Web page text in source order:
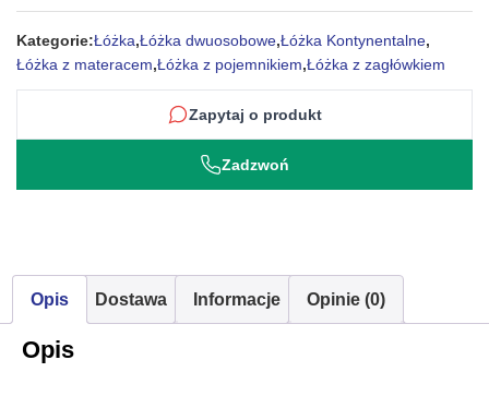
Kategorie:Łóżka,Łóżka dwuosobowe,Łóżka Kontynentalne,
Łóżka z materacem,Łóżka z pojemnikiem,Łóżka z zagłówkiem
Zapytaj o produkt
Zadzwoń
Opis Dostawa Informacje Opinie (0)
Opis